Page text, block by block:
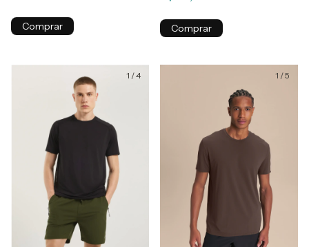
Comprar Comprar
1 /4 1 /5